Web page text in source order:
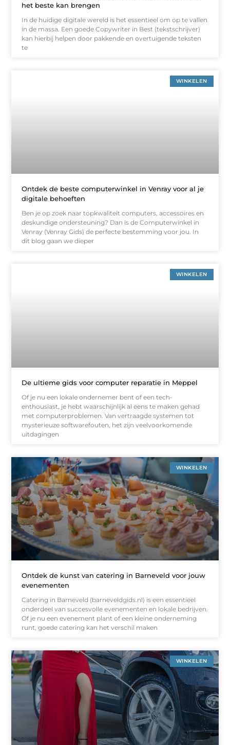
het beste kan brengen
In de huidige digitale wereld is het essentieel om op te vallen
in de massa. Een goede Copywriter in Best (tekstschrijver)
kan hierbij helpen door pakkende en overtuigende teksten
te
WINKELEN
Ontdek de beste computerwinkel in Venray voor al je
digitale behoeften
Ben je op zoek naar topkwaliteit computers, accessoires en
deskundige ondersteuning? Dan is de Computerwinkel in
Venray (Venray Gids) de perfecte bestemming voor jou. In
dit blog gaan we dieper
WINKELEN
De ultieme gids voor computer reparatie in Meppel
Of je nu een lokale ondernemer bent of een tech-
enthousiast, je hebt waarschijnlijk al eens te maken gehad
met computerproblemen. Van vertraagde systemen tot
mysterieuze softwarefouten, het zijn veelvoorkomende
uitdagingen
WINKELEN
Ontdek de kunst van catering in Barneveld voor jouw
evenementen
Catering in Barneveld (barneveldgids.nl) is een essentieel
onderdeel van succesvolle evenementen en lokale bedrijven.
Of je nu een evenement plant of een kleine onderneming
runt, goede catering kan het verschil maken
WINKELEN